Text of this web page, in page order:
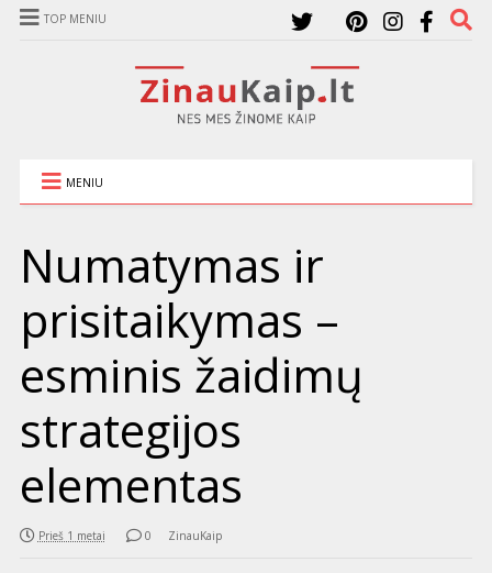
TOP MENIU
MENIU
Numatymas ir
prisitaikymas –
esminis žaidimų
strategijos
elementas
Prieš 1 metai 0 ZinauKaip